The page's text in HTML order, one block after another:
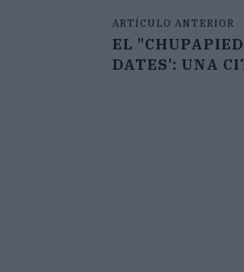
ARTÍCULO ANTERIOR
EL
DATES': UNA